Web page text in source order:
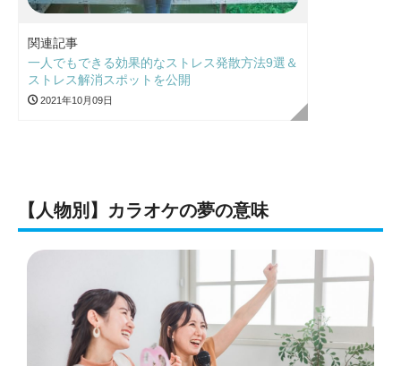
関連記事
一人でもできる効果的なストレス発散方法9選＆
ストレス解消スポットを公開
2021年10月09日
【人物別】カラオケの夢の意味